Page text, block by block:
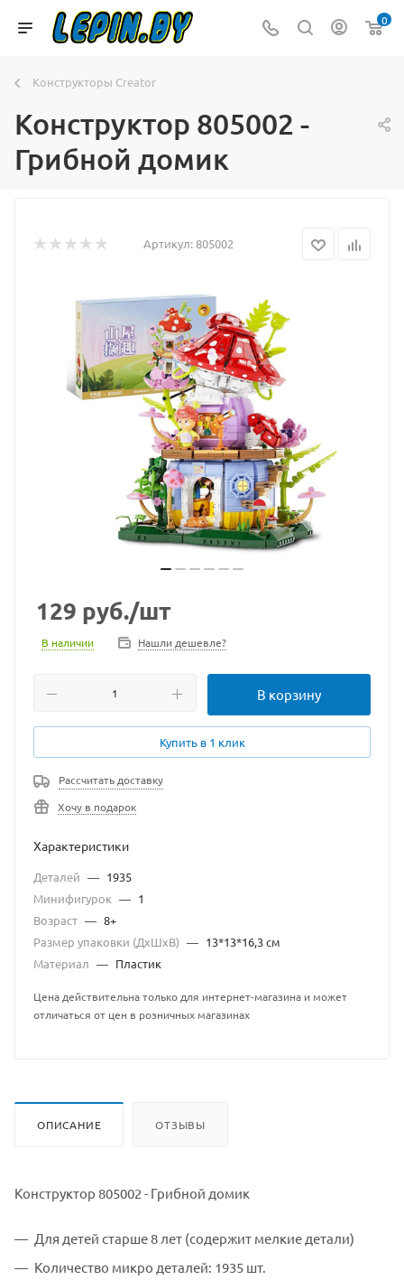
0
Конструкторы Creator
Конструктор 805002 -
Грибной домик
Артикул: 805002
129 руб./шт
В наличии Нашли дешевле?
В корзину
Купить в 1 клик
Рассчитать доставку
Хочу в подарок
Характеристики
Деталей — 1935
Минифигурок — 1
Возраст — 8+
Размер упаковки (ДхШхВ) — 13*13*16,3 см
Материал — Пластик
Цена действительна только для интернет-магазина и может
отличаться от цен в розничных магазинах
ОПИСАНИЕ ОТЗЫВЫ
Конструктор 805002 - Грибной домик
Для детей старше 8 лет (содержит мелкие детали)
Количество микро деталей: 1935 шт.